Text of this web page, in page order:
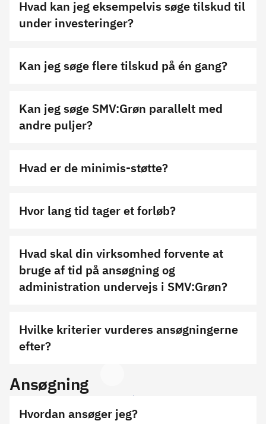
Hvad kan jeg eksempelvis søge tilskud til
under investeringer?
Kan jeg søge flere tilskud på én gang?
Kan jeg søge SMV:Grøn parallelt med
andre puljer?
Hvad er de minimis-støtte?
Hvor lang tid tager et forløb?
Hvad skal din virksomhed forvente at
bruge af tid på ansøgning og
administration undervejs i SMV:Grøn?
Hvilke kriterier vurderes ansøgningerne
efter?
Ansøgning
Hvordan ansøger jeg?